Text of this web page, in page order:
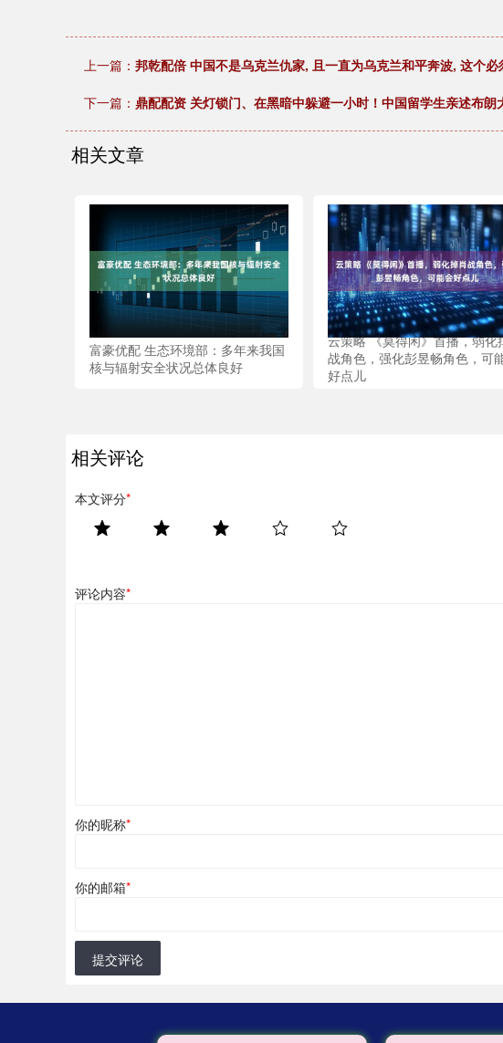
上一篇： 邦乾配倍 中国不是乌克兰仇家, 且一直为乌克兰和平奔波, 这个必
下一篇： 鼎配配资 关灯锁门、在黑暗中躲避一小时！中国留学生亲述布
相关文章
富豪优配 生态环境部：多年来我国
核与辐射安全状况总体良好
云策略 《莫得闲》首播，弱化
战角色，强化彭昱畅角色，可
好点儿
相关评论
本文评分*
评论内容*
你的昵称*
你的邮箱*
提交评论